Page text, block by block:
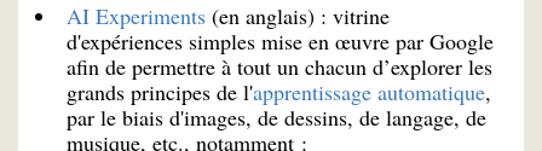
AI Experiments (en anglais) : vitrine
d'expériences simples mise en œuvre par Google
afin de permettre à tout un chacun d’explorer les
grands principes de l'apprentissage automatique,
par le biais d'images, de dessins, de langage, de
musique, etc., notamment :